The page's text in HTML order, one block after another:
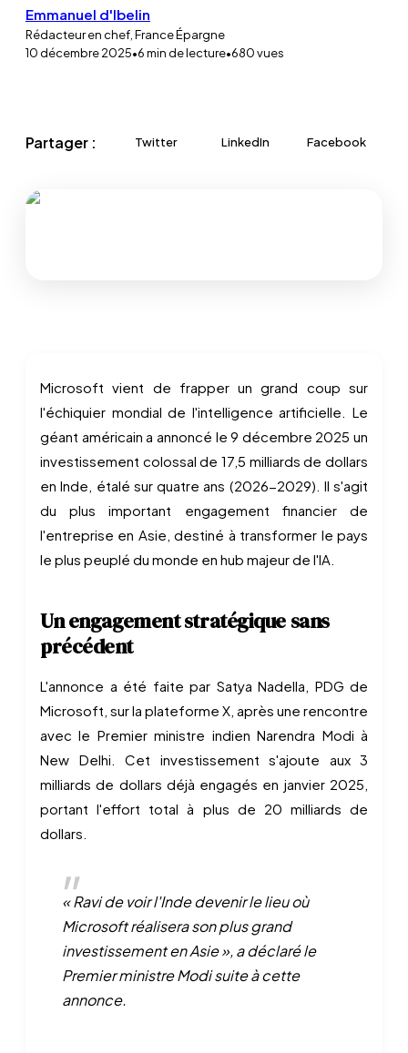
Emmanuel d'Ibelin
Rédacteur en chef, France Épargne
10 décembre 2025•6min de lecture•680vues
Partager : Twitter LinkedIn Facebook
Microsoft vient de frapper un grand coup sur
l'échiquier mondial de l'intelligence artificielle. Le
géant américain a annoncé le 9 décembre 2025 un
investissement colossal de 17,5 milliards de dollars
en Inde, étalé sur quatre ans (2026-2029). Il s'agit
du plus important engagement financier de
l'entreprise en Asie, destiné à transformer le pays
le plus peuplé du monde en hub majeur de l'IA.
Un engagement stratégique sans
précédent
L'annonce a été faite par Satya Nadella, PDG de
Microsoft, sur la plateforme X, après une rencontre
avec le Premier ministre indien Narendra Modi à
New Delhi. Cet investissement s'ajoute aux 3
milliards de dollars déjà engagés en janvier 2025,
portant l'effort total à plus de 20 milliards de
dollars.
« Ravi de voir l'Inde devenir le lieu où
Microsoft réalisera son plus grand
investissement en Asie », a déclaré le
Premier ministre Modi suite à cette
annonce.